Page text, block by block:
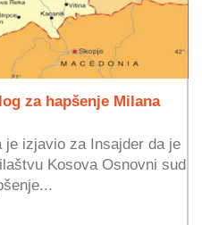
za hapšenje Milana
izjavio za Insajder da je
Kosova Osnovni sud